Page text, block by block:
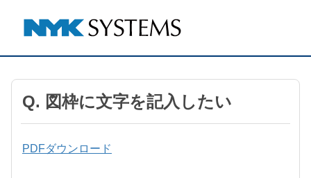
Q. 図枠に文字を記入したい
PDFダウンロード